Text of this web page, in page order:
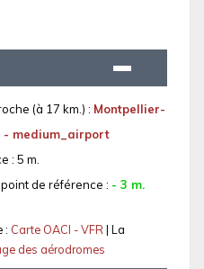
(à 17 km.) : Montpellier-
- medium_airport
: 5 m.
de référence : - 3 m.
: Carte OACI - VFR| La
des aérodromes